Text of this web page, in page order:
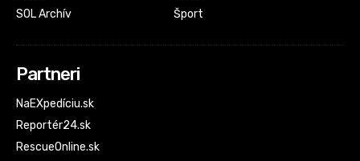
SOL Archív
Šport
Partneri
NaEXpedíciu.sk
Reportér24.sk
RescueOnline.sk